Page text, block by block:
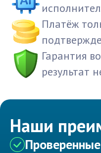
Платёж
Гарантия
результат
Наши